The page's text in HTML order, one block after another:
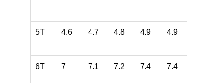
5T 4.6 4.7 4.8 4.9 4.9
6T 7 7.1 7.2 7.4 7.4